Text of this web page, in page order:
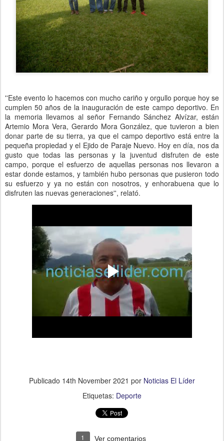
''Este evento lo hacemos con mucho cariño y orgullo porque hoy se
cumplen 50 años de la inauguración de este campo deportivo. En
la memoria llevamos al señor Fernando Sánchez Alvízar, están
Artemio Mora Vera, Gerardo Mora González, que tuvieron a bien
donar parte de su tierra, ya que el campo deportivo está entre la
pequeña propiedad y el Ejido de Paraje Nuevo. Hoy en día, nos da
gusto que todas las personas y la juventud disfruten de este
campo, porque el esfuerzo de aquellas personas nos llevaron a
estar donde estamos, y también hubo personas que pusieron todo
su esfuerzo y ya no están con nosotros, y enhorabuena que lo
disfruten las nuevas generaciones'', relató.
Publicado 14th November 2021 por Noticias El Líder
Etiquetas: Deporte
1 Ver comentarios